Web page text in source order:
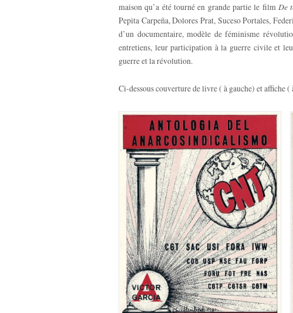
maison qu’a été tourné en grande partie le film De
Pepita Carpeña, Dolores Prat, Suceso Portales,
d’un documentaire, modèle de féminisme
entretiens, leur participation à la guerre civile et
guerre et la révolution.
Ci-dessous couverture de livre ( à gauche) et affiche